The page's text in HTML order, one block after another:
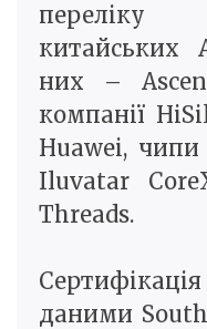
переліку
китайських
них –
компанії
Huawei, чипи
Iluvatar
Threads.
даними